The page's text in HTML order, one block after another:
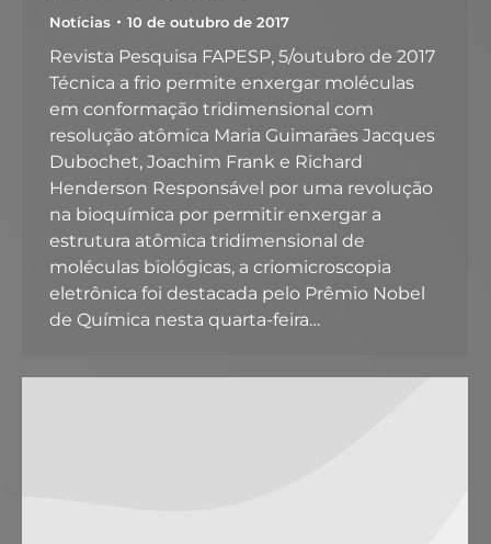
Notícias 10 de outubro de 2017
Revista Pesquisa FAPESP, 5/outubro de 2017
Técnica a frio permite enxergar moléculas
em conformação tridimensional com
resolução atômica Maria Guimarães Jacques
Dubochet, Joachim Frank e Richard
Henderson Responsável por uma revolução
na bioquímica por permitir enxergar a
estrutura atômica tridimensional de
moléculas biológicas, a criomicroscopia
eletrônica foi destacada pelo Prêmio Nobel
de Química nesta quarta-feira…